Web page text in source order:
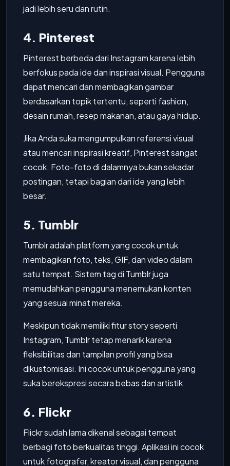
jadi lebih seru dan rutin.
4. Pinterest
Pinterest berbeda dari Instagram karena lebih
berfokus pada ide dan inspirasi visual. Pengguna
dapat mencari dan membagikan gambar
berdasarkan topik tertentu, seperti fashion,
desain rumah, resep makanan, atau gaya hidup.
Jika Anda suka mengumpulkan referensi visual
atau mencari inspirasi kreatif, Pinterest sangat
cocok. Foto-foto di dalamnya bukan sekadar
postingan, tetapi bagian dari ide yang lebih
besar.
5. Tumblr
Tumblr adalah platform yang cocok untuk
membagikan foto, teks, GIF, dan video dalam
satu tempat. Sistem tag di Tumblr juga
memudahkan pengguna menemukan konten
yang sesuai minat mereka.
Meskipun tidak memiliki fitur story seperti
Instagram, Tumblr tetap menarik karena
fleksibilitas dan tampilan profil yang bisa
dikustomisasi. Ini cocok untuk pengguna yang
suka berekspresi secara bebas dan artistik.
6. Flickr
Flickr sudah lama dikenal sebagai tempat
berbagi foto berkualitas tinggi. Aplikasi ini cocok
untuk fotografer, kreator visual, dan pengguna